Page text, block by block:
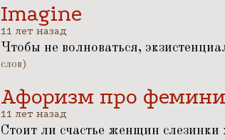
Imagine
11 лет назад
Чтобы не волноваться,
слов)
Афоризм про
11 лет назад
Стоит ли счастье женщин